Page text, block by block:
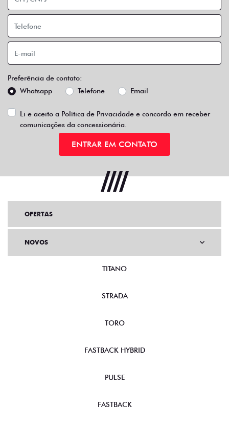
Preferência de contato:
Whatsapp
Telefone Email
Li e aceito a Política de Privacidade e concordo em receber
comunicações da concessionária.
ENTRAR EM CONTATO
OFERTAS
NOVOS
TITANO
STRADA
TORO
FASTBACK HYBRID
PULSE
FASTBACK